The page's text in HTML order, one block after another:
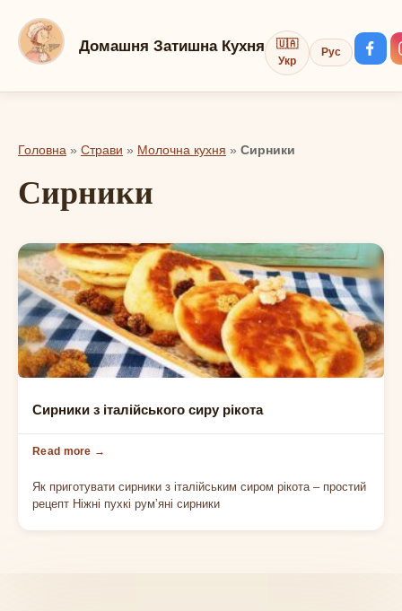
вмісту
Домашня Затишна Кухня
🇺🇦
Укр
Рус
Головна » Страви » Молочна кухня » Сирники
Сирники
СИРНИКИ
Сирники з італійського сиру рікота
Як приготувати сирники з італійським сиром рікота – простий
рецепт Ніжні пухкі румʼяні сирники